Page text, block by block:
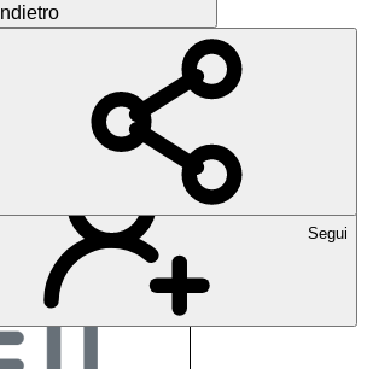
Indietro
Segui
delete page